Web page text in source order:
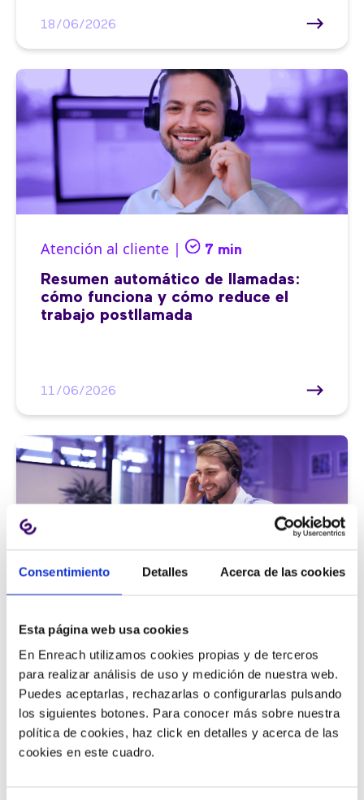
Consentimiento Detalles Acerca de las cookies
Esta página web usa cookies
En Enreach utilizamos cookies propias y de terceros
para realizar análisis de uso y medición de nuestra web.
Puedes aceptarlas, rechazarlas o configurarlas pulsando
los siguientes botones. Para conocer más sobre nuestra
política de cookies, haz click en detalles y acerca de las
cookies en este cuadro.
18/06/2026
Atención al cliente | 7 min
Resumen automático de llamadas:
cómo funciona y cómo reduce el
trabajo postllamada
11/06/2026
9 métricas de call center para medir
la satisfacción del cliente
11/06/2026